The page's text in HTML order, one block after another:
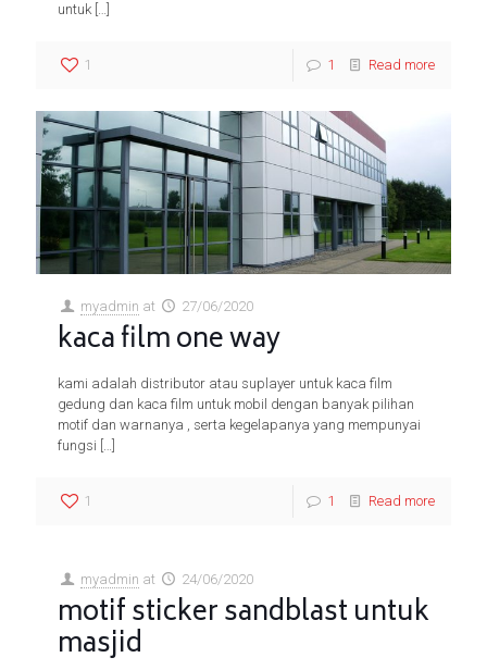
untuk […]
1 1 Read more
myadmin at 27/06/2020
kaca film one way
kami adalah distributor atau suplayer untuk kaca film
gedung dan kaca film untuk mobil dengan banyak pilihan
motif dan warnanya , serta kegelapanya yang mempunyai
fungsi […]
1 1 Read more
myadmin at 24/06/2020
motif sticker sandblast untuk
masjid